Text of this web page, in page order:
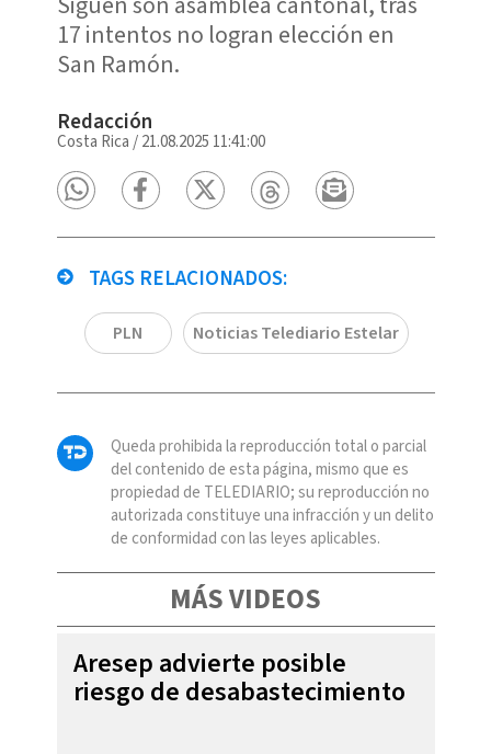
17 intentos no logran elección en
San Ramón.
Redacción
Costa Rica /21.08.2025 11:41:00
TAGS RELACIONADOS:
PLN Noticias Telediario Estelar
Queda prohibida la reproducción total o parcial
del contenido de esta página, mismo que es
propiedad de TELEDIARIO; su reproducción no
autorizada constituye una infracción y un delito
de conformidad con las leyes aplicables.
MÁS VIDEOS
Aresep advierte posible
riesgo de desabastecimiento